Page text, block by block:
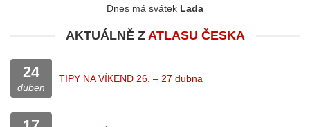
Dnes má svátek Lada
AKTUÁLNĚ Z ATLASU ČESKA
24
duben
TIPY NA VÍKEND 26. – 27 dubna